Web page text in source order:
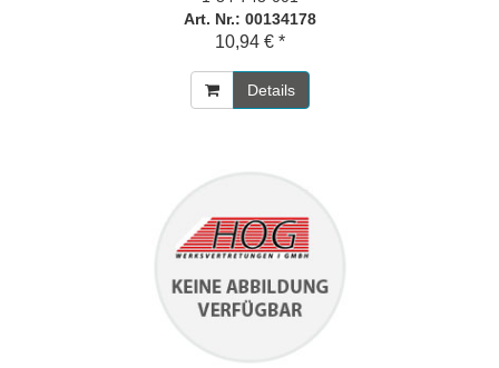
Art. Nr.: 00134178
10,94 € *
Details